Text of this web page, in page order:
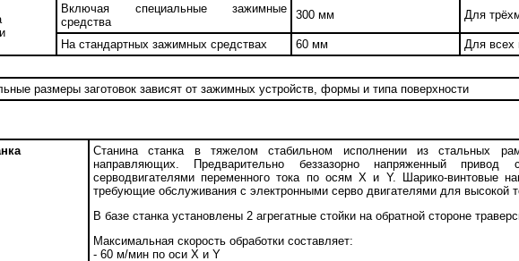
Включая специальные зажимные
средства
300 мм Для
На стандартных зажимных средствах 60 мм Для всех
размеры заготовок зависят от зажимных устройств, формы и типа поверхности
Станина станка в тяжелом стабильном исполнении из стальных
направляющих. Предварительно беззазорно напряженный
серводвигателями переменного тока по осям X и Y. Шарико-винтовые
требующие обслуживания с электронными серво двигателями для высокой
В базе станка установлены 2 агрегатные стойки на обратной стороне
Максимальная скорость обработки составляет:
- 60 м/мин по оси X и Y